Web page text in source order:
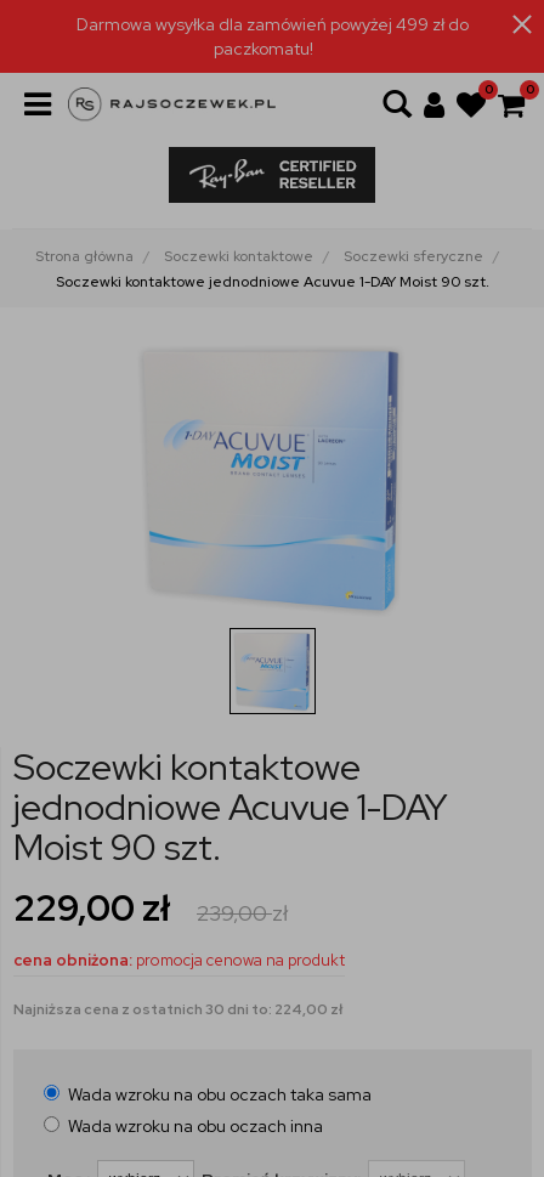
Darmowa wysyłka dla zamówień powyżej 499 zł do
paczkomatu!
0 0
Strona główna Soczewki kontaktowe
Soczewki sferyczne
Soczewki kontaktowe jednodniowe Acuvue 1-DAY Moist 90 szt.
Soczewki kontaktowe
jednodniowe Acuvue 1-DAY
Moist 90 szt.
229,00 zł 239,00zł
cena obniżona: promocja cenowa na produkt
Najniższa cena z ostatnich 30 dni to: 224,00 zł
Wada wzroku na obu oczach taka sama
Wada wzroku na obu oczach inna